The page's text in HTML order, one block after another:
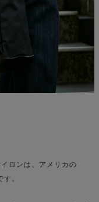
ロンは、アメリカの
。